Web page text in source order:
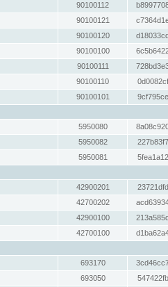
90100112
90100121
90100120
90100100
90100111
90100110
90100101
5950080
5950082
5950081
42900201
42700202
42900100
42700100
693170
693050